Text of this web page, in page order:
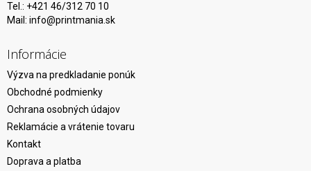
Tel.: +421 46/312 70 10
Mail: info@printmania.sk
Informácie
Výzva na predkladanie ponúk
Obchodné podmienky
Ochrana osobných údajov
Reklamácie a vrátenie tovaru
Kontakt
Doprava a platba